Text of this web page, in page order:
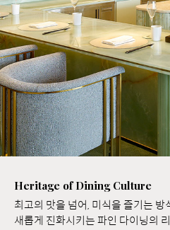
Heritage of Dining Culture
최고의 맛을 넘어, 미식을 즐기는
새롭게 진화시키는 파인 다이닝의